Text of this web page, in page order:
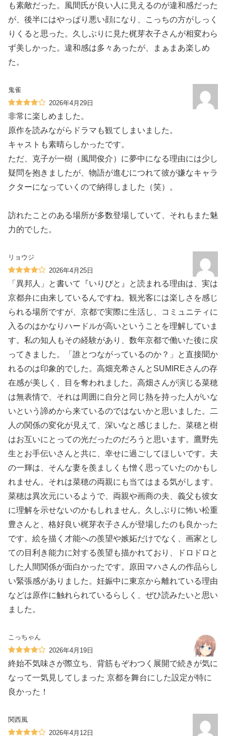
も素敵だった。風間氏が良い人に見えるのが違和感だった
が、後半にはやっぱり悪い顔になり、こっちの方がしっく
りくると思った。久しぶりに見た梶芽衣子さんが相変わら
ず美しかった。違和感は多々あったが、まぁまあ楽しめ
た。
鬼雀
2026年4月29日
非常に楽しめました。
原作を読みながらドラマも観てしまいました。
キャストも素晴らしかったです。
ただ、克子が一樹（風間俊介）に夢中になる理由には少し
疑問を抱きましたが、物語が進むにつれて彼が嫌なキャラ
クターになっていくので納得しました（笑）。
訪れたことのある場所が多数登場していて、それもまた魅
力的でした。
リョウジ
2026年4月25日
「異邦人」と書いて『いりびと』と読まれる理由は、実は
京都弁に由来しているんですね。観光客には楽しさを感じ
られる場所ですが、京都で実際に生活し、コミュニティに
入るのはかなりハードルが高いということを理解していま
す。私の知人もその経験があり、数年京都で働いた後に戻
ってきました。「誰とつながっているのか？」と直接聞か
れるのは印象的でした。高畑充希さんとSUMIREさんの存
在感が美しく、目を奪われました。高畑さんが演じる菜穂
は無表情で、それは周囲に自分と同じ熱を持った人がいな
いという諦めから来ているのではないかと思いました。二
人の関係の変化が見えて、深いなと感じました。菜穂と樹
はお互いにとっての光だったのだろうと思います。鷹野先
生とお手伝いさんと共に、幸せに過ごしてほしいです。夫
の一輝は、そんな妻を羨ましくも憎く思っていたのかもし
れません。それは菜穂の両親にも当てはまる気がします。
菜穂は異次元にいるようで、両親や画商の夫、義父も彼女
に理解を示せないのかもしれません。久しぶりに怖い松重
豊さんと、格好良い梶芽衣子さんが登場したのも良かった
です。絵を描く才能への羨望や嫉妬だけでなく、画家とし
ての目利き能力に対する羨望も描かれており、ドロドロと
した人間関係が面白かったです。原田マハさんの作品らし
い緊張感がありました。妊娠中に東京から離れている理由
などは原作に触れられているらしく、ぜひ読みたいと思い
ました。
こっちゃん
2026年4月19日
終始不気味さが際立ち、背筋もぞわつく展開で続きが気に
なって一気見してしまった 京都を舞台にした設定が特に
良かった！
関西風
2026年4月12日